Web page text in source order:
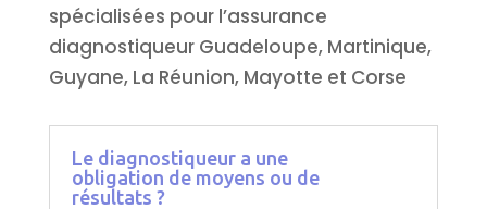
spécialisées pour l’assurance
diagnostiqueur Guadeloupe, Martinique,
Guyane, La Réunion, Mayotte et Corse
Le diagnostiqueur a une
obligation de moyens ou de
résultats ?